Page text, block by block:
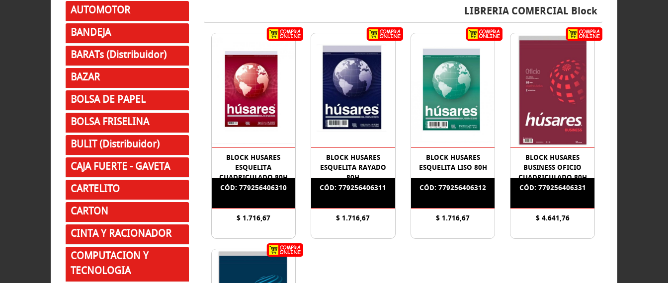
AUTOMOTOR
BANDEJA
BARATs (Distribuidor)
BAZAR
BOLSA DE PAPEL
BOLSA FRISELINA
BULIT (Distribuidor)
CAJA FUERTE - GAVETA
CARTELITO
CARTON
CINTA Y RACIONADOR
COMPUTACION Y
TECNOLOGIA
LIBRERIA COMERCIAL Block
BLOCK HUSARES
ESQUELITA
CUADRICULADO 80H
CÓD: 779256406310
$ 1.716,67
BLOCK HUSARES
ESQUELITA RAYADO
80H
CÓD: 779256406311
$ 1.716,67
BLOCK HUSARES
ESQUELITA LISO 80H
CÓD: 779256406312
$ 1.716,67
Compra ONLINE
BLOCK HUSARES
BUSINESS OFICIO
CUADRICULADO 80H
CÓD: 779256406331
$ 4.641,76